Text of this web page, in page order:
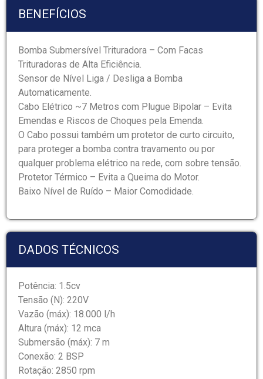
BENEFÍCIOS
Bomba Submersível Trituradora – Com Facas
Trituradoras de Alta Eficiência.
Sensor de Nível Liga / Desliga a Bomba
Automaticamente.
Cabo Elétrico ~7 Metros com Plugue Bipolar – Evita
Emendas e Riscos de Choques pela Emenda.
O Cabo possui também um protetor de curto circuito,
para proteger a bomba contra travamento ou por
qualquer problema elétrico na rede, com sobre tensão.
Protetor Térmico – Evita a Queima do Motor.
Baixo Nível de Ruído – Maior Comodidade.
DADOS TÉCNICOS
Potência: 1.5cv
Tensão (N): 220V
Vazão (máx): 18.000 l/h
Altura (máx): 12 mca
Submersão (máx): 7 m
Conexão: 2 BSP
Rotação: 2850 rpm